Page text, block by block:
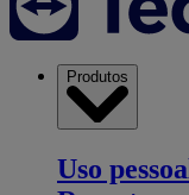
Produtos
Uso